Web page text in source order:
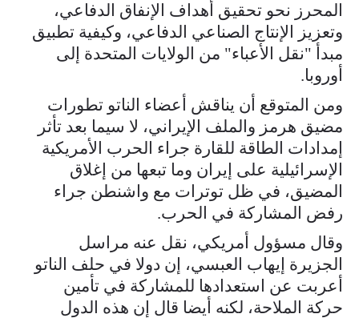
المحرز نحو تحقيق أهداف الإنفاق الدفاعي،
وتعزيز الإنتاج الصناعي الدفاعي، وكيفية تطبيق
مبدأ "نقل الأعباء" من الولايات المتحدة إلى
أوروبا.
ومن المتوقع أن يناقش أعضاء الناتو تطورات
مضيق هرمز والملف الإيراني، لا سيما بعد تأثر
إمدادات الطاقة للقارة جراء الحرب الأمريكية
الإسرائيلية على إيران وما تبعها من إغلاق
المضيق، في ظل توترات مع واشنطن جراء
رفض المشاركة في الحرب.
وقال مسؤول أمريكي، نقل عنه مراسل
الجزيرة إيهاب العبسي، إن دولا في حلف الناتو
أعربت عن استعدادها للمشاركة في تأمين
حركة الملاحة، لكنه أيضا قال إن هذه الدول